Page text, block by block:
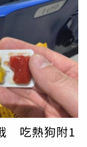
狼（Minnesota
程，而一名路人
段影片，並確認
令。然而史密斯
稱當時是出於自
光後，特納隨即遭
媒體威脅我，說
我、詆毀我的人
「我曾經喜歡帶
知道會有誰來攻
障，而她的律師
吃熱狗附1